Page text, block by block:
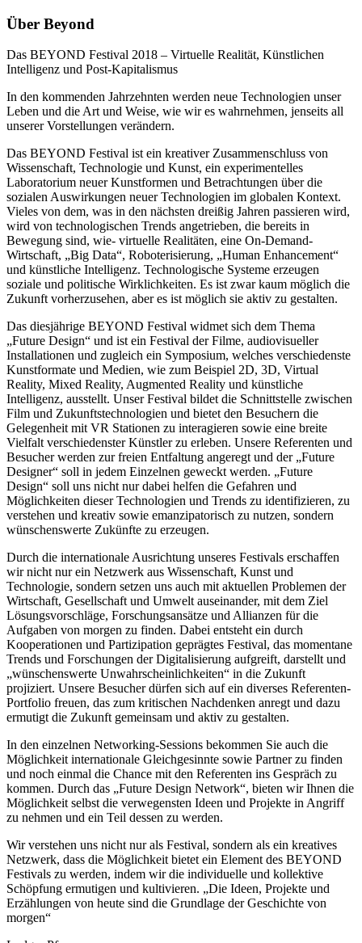
Über Beyond
Das BEYOND Festival 2018 – Virtuelle Realität, Künstlichen
Intelligenz und Post-Kapitalismus
In den kommenden Jahrzehnten werden neue Technologien unser
Leben und die Art und Weise, wie wir es wahrnehmen, jenseits all
unserer Vorstellungen verändern.
Das BEYOND Festival ist ein kreativer Zusammenschluss von
Wissenschaft, Technologie und Kunst, ein experimentelles
Laboratorium neuer Kunstformen und Betrachtungen über die
sozialen Auswirkungen neuer Technologien im globalen Kontext.
Vieles von dem, was in den nächsten dreißig Jahren passieren wird,
wird von technologischen Trends angetrieben, die bereits in
Bewegung sind, wie- virtuelle Realitäten, eine On-Demand-
Wirtschaft, „Big Data“, Roboterisierung, „Human Enhancement“
und künstliche Intelligenz. Technologische Systeme erzeugen
soziale und politische Wirklichkeiten. Es ist zwar kaum möglich die
Zukunft vorherzusehen, aber es ist möglich sie aktiv zu gestalten.
Das diesjährige BEYOND Festival widmet sich dem Thema
„Future Design“ und ist ein Festival der Filme, audiovisueller
Installationen und zugleich ein Symposium, welches verschiedenste
Kunstformate und Medien, wie zum Beispiel 2D, 3D, Virtual
Reality, Mixed Reality, Augmented Reality und künstliche
Intelligenz, ausstellt. Unser Festival bildet die Schnittstelle zwischen
Film und Zukunftstechnologien und bietet den Besuchern die
Gelegenheit mit VR Stationen zu interagieren sowie eine breite
Vielfalt verschiedenster Künstler zu erleben. Unsere Referenten und
Besucher werden zur freien Entfaltung angeregt und der „Future
Designer“ soll in jedem Einzelnen geweckt werden. „Future
Design“ soll uns nicht nur dabei helfen die Gefahren und
Möglichkeiten dieser Technologien und Trends zu identifizieren, zu
verstehen und kreativ sowie emanzipatorisch zu nutzen, sondern
wünschenswerte Zukünfte zu erzeugen.
Durch die internationale Ausrichtung unseres Festivals erschaffen
wir nicht nur ein Netzwerk aus Wissenschaft, Kunst und
Technologie, sondern setzen uns auch mit aktuellen Problemen der
Wirtschaft, Gesellschaft und Umwelt auseinander, mit dem Ziel
Lösungsvorschläge, Forschungsansätze und Allianzen für die
Aufgaben von morgen zu finden. Dabei entsteht ein durch
Kooperationen und Partizipation geprägtes Festival, das momentane
Trends und Forschungen der Digitalisierung aufgreift, darstellt und
„wünschenswerte Unwahrscheinlichkeiten“ in die Zukunft
projiziert. Unsere Besucher dürfen sich auf ein diverses Referenten-
Portfolio freuen, das zum kritischen Nachdenken anregt und dazu
ermutigt die Zukunft gemeinsam und aktiv zu gestalten.
In den einzelnen Networking-Sessions bekommen Sie auch die
Möglichkeit internationale Gleichgesinnte sowie Partner zu finden
und noch einmal die Chance mit den Referenten ins Gespräch zu
kommen. Durch das „Future Design Network“, bieten wir Ihnen die
Möglichkeit selbst die verwegensten Ideen und Projekte in Angriff
zu nehmen und ein Teil dessen zu werden.
Wir verstehen uns nicht nur als Festival, sondern als ein kreatives
Netzwerk, dass die Möglichkeit bietet ein Element des BEYOND
Festivals zu werden, indem wir die individuelle und kollektive
Schöpfung ermutigen und kultivieren. „Die Ideen, Projekte und
Erzählungen von heute sind die Grundlage der Geschichte von
morgen“